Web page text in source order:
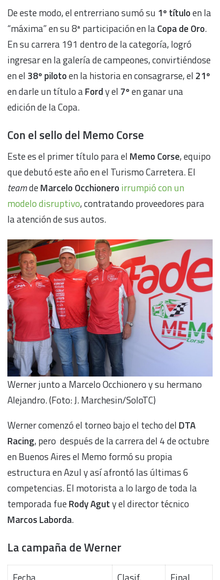
De este modo, el entrerriano sumó su 1º títuloen la
“máxima” en su 8ª participación en laCopa de Oro.
En su carrera 191 dentro de la categoría, logró
ingresar en la galería de campeones, convirtiéndose
en el 38º pilotoen la historia en consagrarse, el 21º
en darle un título aFordy el 7ºen ganar una
edición de la Copa.
Con el sello del Memo Corse
Este es el primer título para el Memo Corse, equipo
que debutó este año en el Turismo Carretera. El
teamdeMarcelo Occhionero irrumpió con un
modelo disruptivo, contratando proveedores para
la atención de sus autos.
Werner junto a Marcelo Occhionero y su hermano
Alejandro. (Foto: J. Marchesin/SoloTC)
Werner comenzó el torneo bajo el techo del DTA
Racing, pero después de la carrera del 4 de octubre
en Buenos Aires el Memo formó su propia
estructura en Azul y así afrontó las últimas 6
competencias. El motorista a lo largo de toda la
temporada fueRody Aguty el director técnico
Marcos Laborda.
La campaña de Werner